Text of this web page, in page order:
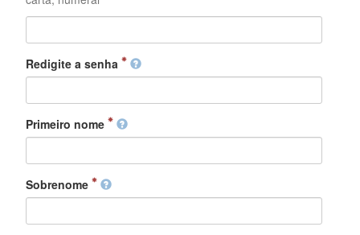
Redigite a senha
Primeiro nome
Sobrenome